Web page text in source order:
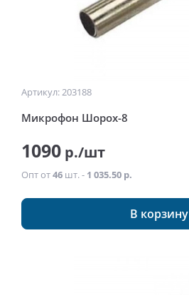
Артикул: 203188
Микрофон Шорох-8
1090 р./шт
Опт от46 шт. - 1 035.50 р.
В корзину